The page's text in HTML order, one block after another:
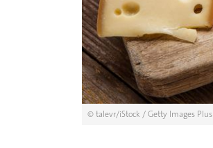
© talevr/iStock / Getty Images Plus